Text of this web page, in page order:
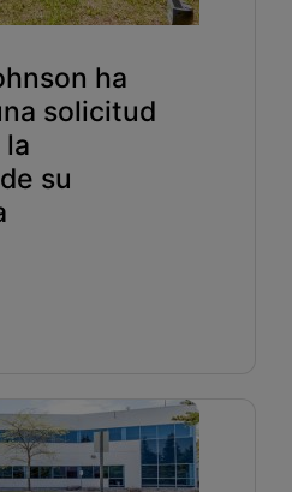
ha
solicitud
la
su